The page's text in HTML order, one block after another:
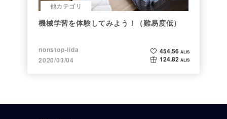
他カテゴリ
機械学習を体験してみよう！（難易度低）
nonstop-iida
2020/03/04
454.56 ALIS
124.82 ALIS